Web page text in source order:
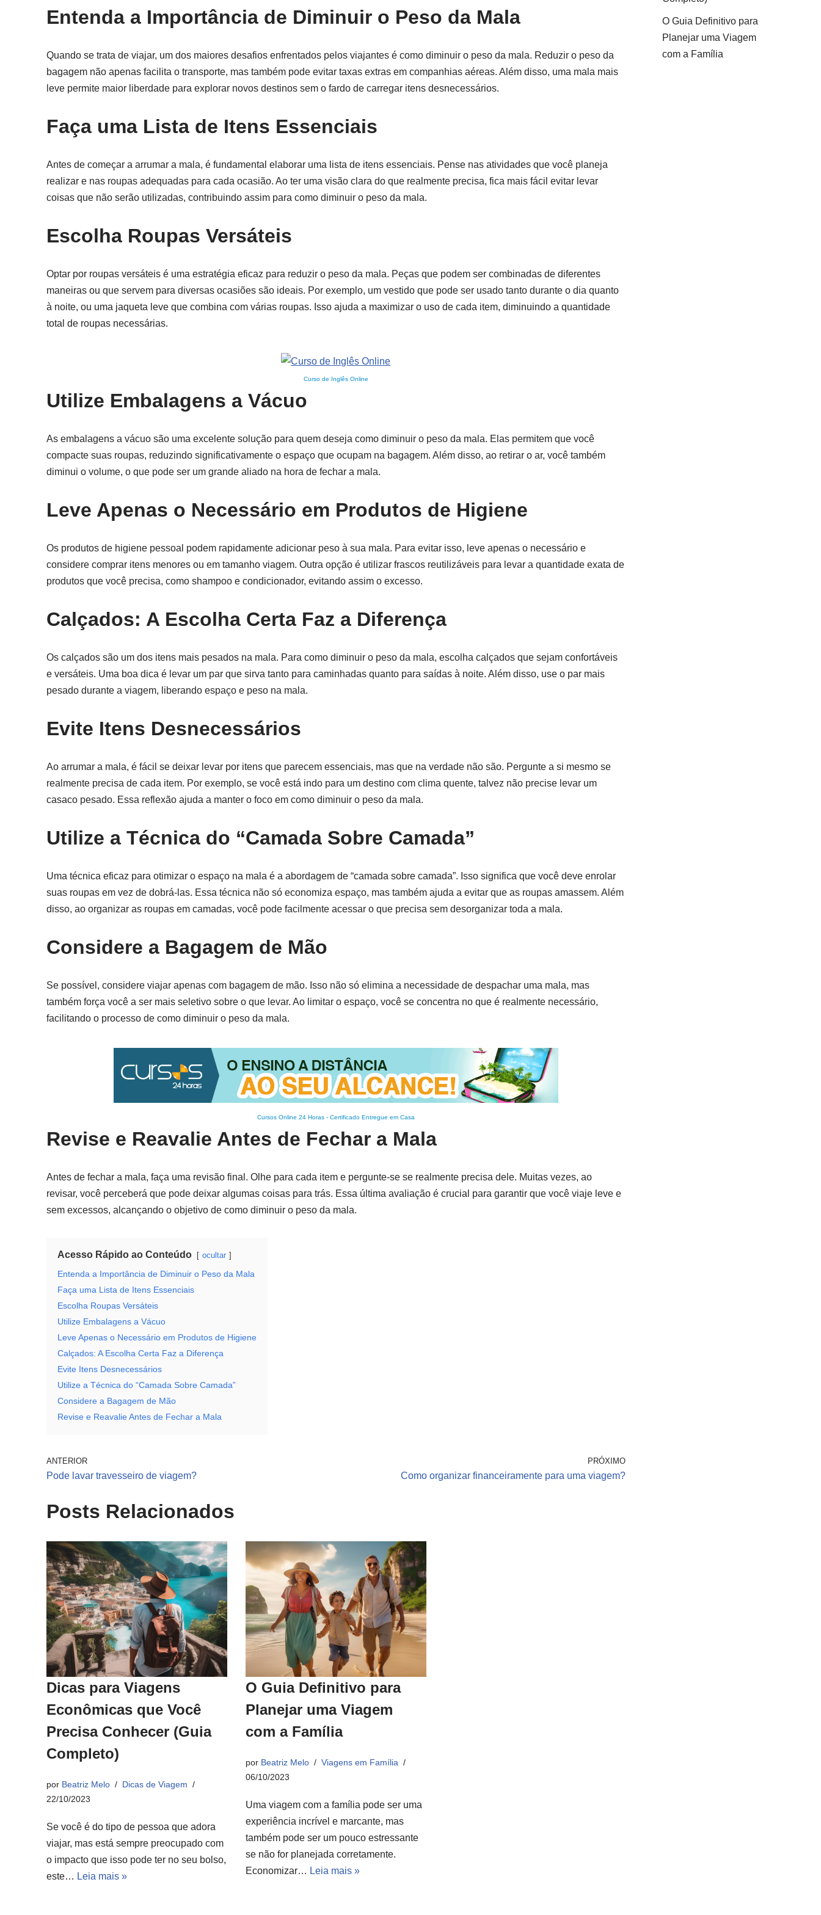
Entenda a Importância de Diminuir o Peso da Mala
Quando se trata de viajar, um dos maiores desafios enfrentados pelos viajantes é como diminuir o peso da mala. Reduzir o peso da
bagagem não apenas facilita o transporte, mas também pode evitar taxas extras em companhias aéreas. Além disso, uma mala mais
leve permite maior liberdade para explorar novos destinos sem o fardo de carregar itens desnecessários.
Faça uma Lista de Itens Essenciais
Antes de começar a arrumar a mala, é fundamental elaborar uma lista de itens essenciais. Pense nas atividades que você planeja
realizar e nas roupas adequadas para cada ocasião. Ao ter uma visão clara do que realmente precisa, fica mais fácil evitar levar
coisas que não serão utilizadas, contribuindo assim para como diminuir o peso da mala.
Escolha Roupas Versáteis
Optar por roupas versáteis é uma estratégia eficaz para reduzir o peso da mala. Peças que podem ser combinadas de diferentes
maneiras ou que servem para diversas ocasiões são ideais. Por exemplo, um vestido que pode ser usado tanto durante o dia quanto
à noite, ou uma jaqueta leve que combina com várias roupas. Isso ajuda a maximizar o uso de cada item, diminuindo a quantidade
total de roupas necessárias.
Curso de Inglês Online
Utilize Embalagens a Vácuo
As embalagens a vácuo são uma excelente solução para quem deseja como diminuir o peso da mala. Elas permitem que você
compacte suas roupas, reduzindo significativamente o espaço que ocupam na bagagem. Além disso, ao retirar o ar, você também
diminui o volume, o que pode ser um grande aliado na hora de fechar a mala.
Leve Apenas o Necessário em Produtos de Higiene
Os produtos de higiene pessoal podem rapidamente adicionar peso à sua mala. Para evitar isso, leve apenas o necessário e
considere comprar itens menores ou em tamanho viagem. Outra opção é utilizar frascos reutilizáveis para levar a quantidade exata de
produtos que você precisa, como shampoo e condicionador, evitando assim o excesso.
Calçados: A Escolha Certa Faz a Diferença
Os calçados são um dos itens mais pesados na mala. Para como diminuir o peso da mala, escolha calçados que sejam confortáveis
e versáteis. Uma boa dica é levar um par que sirva tanto para caminhadas quanto para saídas à noite. Além disso, use o par mais
pesado durante a viagem, liberando espaço e peso na mala.
Evite Itens Desnecessários
Ao arrumar a mala, é fácil se deixar levar por itens que parecem essenciais, mas que na verdade não são. Pergunte a si mesmo se
realmente precisa de cada item. Por exemplo, se você está indo para um destino com clima quente, talvez não precise levar um
casaco pesado. Essa reflexão ajuda a manter o foco em como diminuir o peso da mala.
Utilize a Técnica do “Camada Sobre Camada”
Uma técnica eficaz para otimizar o espaço na mala é a abordagem de “camada sobre camada”. Isso significa que você deve enrolar
suas roupas em vez de dobrá-las. Essa técnica não só economiza espaço, mas também ajuda a evitar que as roupas amassem. Além
disso, ao organizar as roupas em camadas, você pode facilmente acessar o que precisa sem desorganizar toda a mala.
Considere a Bagagem de Mão
Se possível, considere viajar apenas com bagagem de mão. Isso não só elimina a necessidade de despachar uma mala, mas
também força você a ser mais seletivo sobre o que levar. Ao limitar o espaço, você se concentra no que é realmente necessário,
facilitando o processo de como diminuir o peso da mala.
Cursos Online 24 Horas- Certificado Entregue em Casa
Revise e Reavalie Antes de Fechar a Mala
Antes de fechar a mala, faça uma revisão final. Olhe para cada item e pergunte-se se realmente precisa dele. Muitas vezes, ao
revisar, você perceberá que pode deixar algumas coisas para trás. Essa última avaliação é crucial para garantir que você viaje leve e
sem excessos, alcançando o objetivo de como diminuir o peso da mala.
Acesso Rápido ao Conteúdo ocultar
Entenda a Importância de Diminuir o Peso da Mala
Faça uma Lista de Itens Essenciais
Escolha Roupas Versáteis
Utilize Embalagens a Vácuo
Leve Apenas o Necessário em Produtos de Higiene
Calçados: A Escolha Certa Faz a Diferença
Evite Itens Desnecessários
Utilize a Técnica do “Camada Sobre Camada”
Considere a Bagagem de Mão
Revise e Reavalie Antes de Fechar a Mala
ANTERIOR
Pode lavar travesseiro de viagem?
PRÓXIMO
Como organizar financeiramente para uma viagem?
Posts Relacionados
Dicas para Viagens
Econômicas que Você
Precisa Conhecer (Guia
Completo)
por Beatriz Melo
Dicas de Viagem
22/10/2023
Se você é do tipo de pessoa que adora
viajar, mas está sempre preocupado com
o impacto que isso pode ter no seu bolso,
este… Leia mais »
O Guia Definitivo para
Planejar uma Viagem
com a Família
por Beatriz Melo
Viagens em Família
06/10/2023
Uma viagem com a família pode ser uma
experiência incrível e marcante, mas
também pode ser um pouco estressante
se não for planejada corretamente.
Economizar… Leia mais »
O Guia Definitivo para
Planejar uma Viagem
com a Família